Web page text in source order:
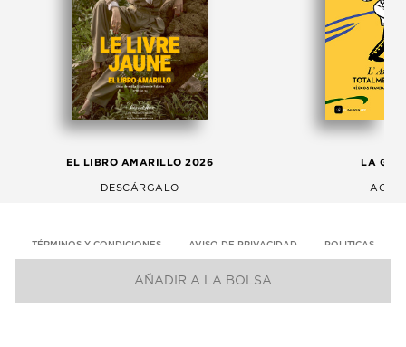
AÑADIR A LA BOLSA
EL LIBRO AMARILLO 2026
DESCÁRGALO
LA
TÉRMINOS Y CONDICIONES AVISO DE PRIVACIDAD POLITICAS